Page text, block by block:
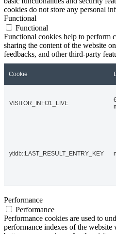
cookies do not store any personal
Functional
Functional
Functional cookies help to perform
sharing the content of the website
feedbacks, and other third-party
Cookie
VISITOR_INFO1_LIVE
6
ytidb::LAST_RESULT_ENTRY_KEY
Performance
Performance
Performance cookies are used to
performance indexes of the